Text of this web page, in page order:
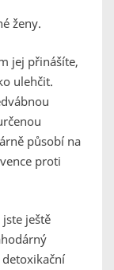
ženy.
jej přinášíte,
ulehčit.
působí na
proti
ještě